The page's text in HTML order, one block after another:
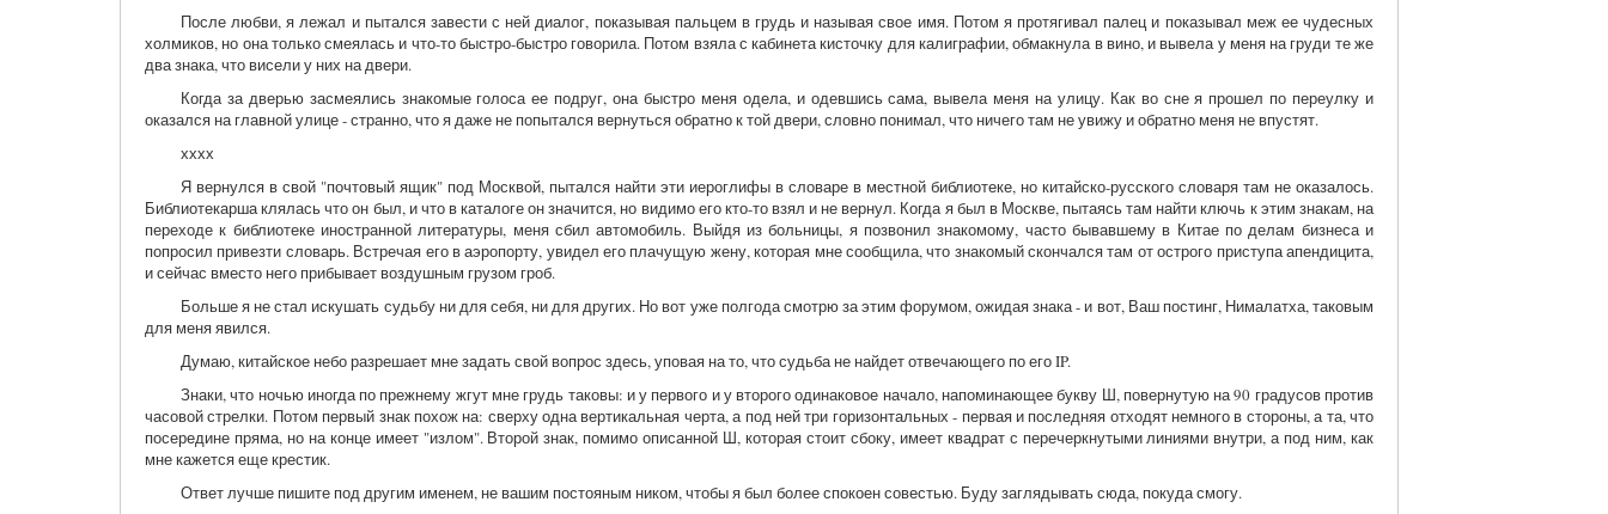
После любви, я лежал и пытался завести с ней диалог, показывая пальцем в грудь и называя свое имя. Потом я протягивал палец и показывал меж ее чудесных
холмиков, но она только смеялась и что-то быстро-быстро говорила. Потом взяла с кабинета кисточку для калиграфии, обмакнула в вино, и вывела у меня на груди те же
два знака, что висели у них на двери.
Когда за дверью засмеялись знакомые голоса ее подруг, она быстро меня одела, и одевшись сама, вывела меня на улицу. Как во сне я прошел по переулку и
оказался на главной улице - странно, что я даже не попытался вернуться обратно к той двери, словно понимал, что ничего там не увижу и обратно меня не впустят.
хххх
Я вернулся в свой "почтовый ящик" под Москвой, пытался найти эти иероглифы в словаре в местной библиотеке, но китайско-русского словаря там не оказалось.
Библиотекарша клялась что он был, и что в каталоге он значится, но видимо его кто-то взял и не вернул. Когда я был в Москве, пытаясь там найти ключь к этим знакам, на
переходе к библиотеке иностранной литературы, меня сбил автомобиль. Выйдя из больницы, я позвонил знакомому, часто бывавшему в Китае по делам бизнеса и
попросил привезти словарь. Встречая его в аэропорту, увидел его плачущую жену, которая мне сообщила, что знакомый скончался там от острого приступа апендицита,
и сейчас вместо него прибывает воздушным грузом гроб.
Больше я не стал искушать судьбу ни для себя, ни для других. Но вот уже полгода смотрю за этим форумом, ожидая знака - и вот, Ваш постинг, Нималатха, таковым
для меня явился.
Думаю, китайское небо разрешает мне задать свой вопрос здесь, уповая на то, что судьба не найдет отвечающего по его IP.
Знаки, что ночью иногда по прежнему жгут мне грудь таковы: и у первого и у второго одинаковое начало, напоминающее букву Ш, повернутую на 90 градусов против
часовой стрелки. Потом первый знак похож на: сверху одна вертикальная черта, а под ней три горизонтальных - первая и последняя отходят немного в стороны, а та, что
посередине пряма, но на конце имеет "излом". Второй знак, помимо описанной Ш, которая стоит сбоку, имеет квадрат с перечеркнутыми линиями внутри, а под ним, как
мне кажется еще крестик.
Ответ лучше пишите под другим именем, не вашим постояным ником, чтобы я был более спокоен совестью. Буду заглядывать сюда, покуда смогу.